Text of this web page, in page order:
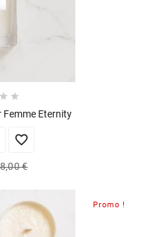
 
Femme Eternity

€
Promo !